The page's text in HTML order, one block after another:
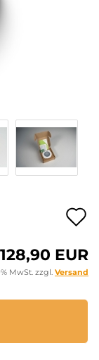
128,90 EUR
MwSt. zzgl. Versand